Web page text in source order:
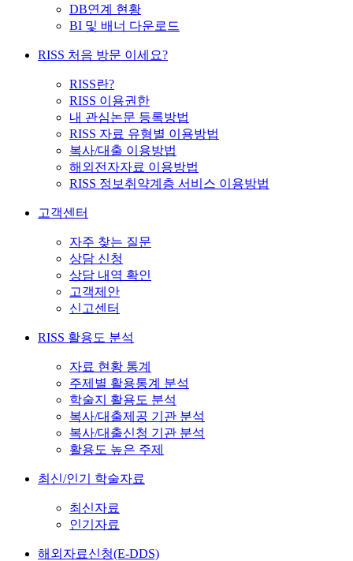
DB연계 현황
BI 및 배너 다운로드
RISS 처음 방문 이세요?
RISS란?
RISS 이용권한
내 관심논문 등록방법
RISS 자료 유형별 이용방법
복사/대출 이용방법
해외전자자료 이용방법
RISS 정보취약계층 서비스 이용방법
고객센터
자주 찾는 질문
상담 신청
상담 내역 확인
고객제안
신고센터
RISS 활용도 분석
자료 현황 통계
주제별 활용통계 분석
학술지 활용도 분석
복사/대출제공 기관 분석
복사/대출신청 기관 분석
활용도 높은 주제
최신/인기 학술자료
최신자료
인기자료
해외자료신청(E-DDS)